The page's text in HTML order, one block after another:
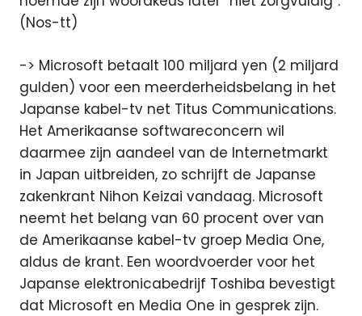
(Nos-tt)
-> Microsoft betaalt 100 miljard yen (2 miljard
gulden) voor een meerderheidsbelang in het
Japanse kabel-tv net Titus Communications.
Het Amerikaanse softwareconcern wil
daarmee zijn aandeel van de Internetmarkt
in Japan uitbreiden, zo schrijft de Japanse
zakenkrant Nihon Keizai vandaag. Microsoft
neemt het belang van 60 procent over van
de Amerikaanse kabel-tv groep Media One,
aldus de krant. Een woordvoerder voor het
Japanse elektronicabedrijf Toshiba bevestigt
dat Microsoft en Media One in gesprek zijn.